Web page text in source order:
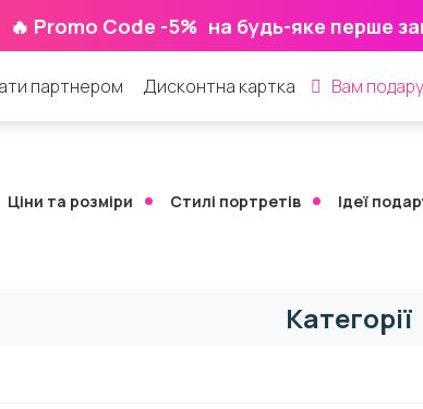
🔥 Promo Code -5% на будь-яке перше
партнером Дисконтна картка Вам
Ціни та розміри Стилі портретів Ідеї
Категорії